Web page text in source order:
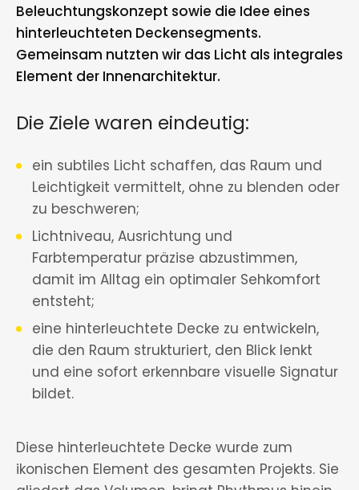
Beleuchtungskonzept sowie die Idee eines
hinterleuchteten Deckensegments.
Gemeinsam nutzten wir das Licht als integrales
Element der Innenarchitektur.
Die Ziele waren eindeutig:
ein subtiles Licht schaffen, das Raum und
Leichtigkeit vermittelt, ohne zu blenden oder
zu beschweren;
Lichtniveau, Ausrichtung und
Farbtemperatur präzise abzustimmen,
damit im Alltag ein optimaler Sehkomfort
entsteht;
eine hinterleuchtete Decke zu entwickeln,
die den Raum strukturiert, den Blick lenkt
und eine sofort erkennbare visuelle Signatur
bildet.
Diese hinterleuchtete Decke wurde zum
ikonischen Element des gesamten Projekts. Sie